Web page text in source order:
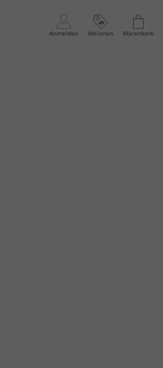
Anmelden Aktionen Warenkorb